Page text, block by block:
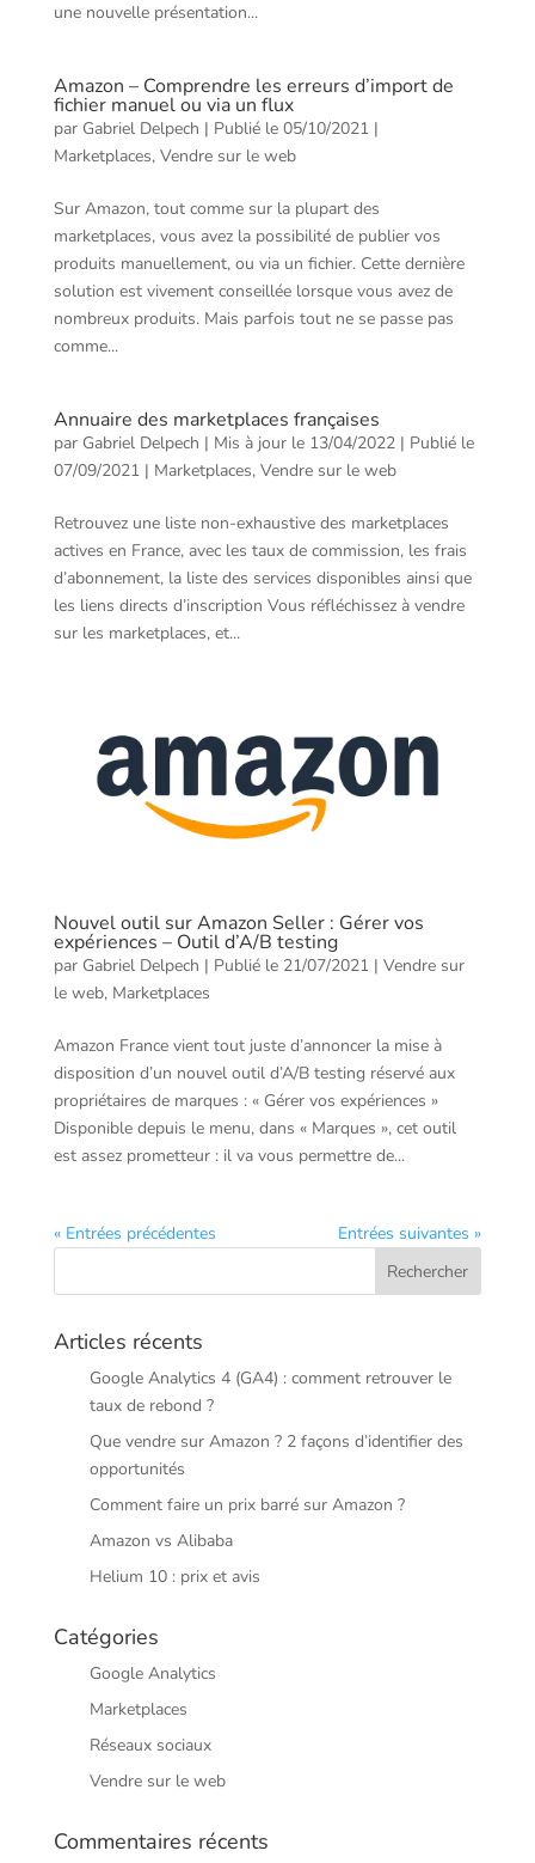
une nouvelle présentation...
Amazon – Comprendre les erreurs d’import de
fichier manuel ou via un flux
par Gabriel Delpech | Publié le 05/10/2021|
Marketplaces, Vendre sur le web
Sur Amazon, tout comme sur la plupart des
marketplaces, vous avez la possibilité de publier vos
produits manuellement, ou via un fichier. Cette dernière
solution est vivement conseillée lorsque vous avez de
nombreux produits. Mais parfois tout ne se passe pas
comme...
Annuaire des marketplaces françaises
par Gabriel Delpech | Mis à jour le 13/04/2022 | Publié le
07/09/2021| Marketplaces, Vendre sur le web
Retrouvez une liste non-exhaustive des marketplaces
actives en France, avec les taux de commission, les frais
d’abonnement, la liste des services disponibles ainsi que
les liens directs d’inscription Vous réfléchissez à vendre
sur les marketplaces, et...
Nouvel outil sur Amazon Seller : Gérer vos
expériences – Outil d’A/B testing
par Gabriel Delpech | Publié le 21/07/2021| Vendre sur
le web, Marketplaces
Amazon France vient tout juste d’annoncer la mise à
disposition d’un nouvel outil d’A/B testing réservé aux
propriétaires de marques : « Gérer vos expériences »
Disponible depuis le menu, dans « Marques », cet outil
est assez prometteur : il va vous permettre de...
« Entrées précédentes Entrées suivantes »
Articles récents
Google Analytics 4 (GA4) : comment retrouver le
taux de rebond ?
Que vendre sur Amazon ? 2 façons d’identifier des
opportunités
Comment faire un prix barré sur Amazon ?
Amazon vs Alibaba
Helium 10 : prix et avis
Catégories
Google Analytics
Marketplaces
Réseaux sociaux
Vendre sur le web
Commentaires récents